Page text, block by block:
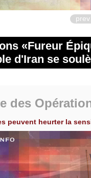
prev
Fureur
d'Iran se
des
peuvent heurter la